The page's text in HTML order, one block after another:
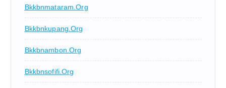
Bkkbnmataram.org
Bkkbnkupang.org
Bkkbnambon.org
Bkkbnsofifi.org